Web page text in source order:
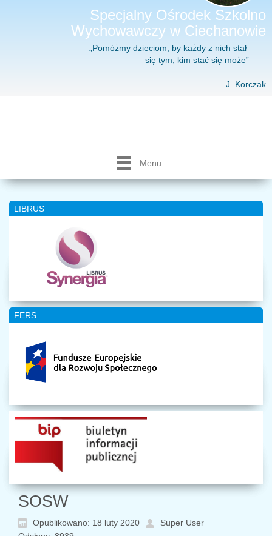
Specjalny Ośrodek Szkolno
Wychowawczy w Ciechanowie
„Pomóżmy dzieciom, by każdy z nich stał
się tym, kim stać się może”
J. Korczak
Menu
LIBRUS
FERS
SOSW
Opublikowano: 18 luty 2020
Super User